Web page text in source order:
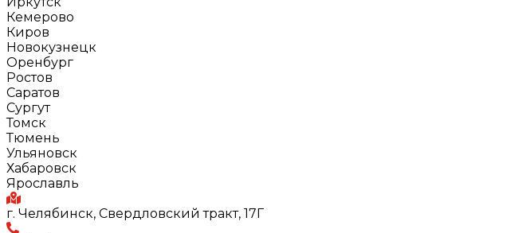
Кемерово
Киров
Новокузнецк
Оренбург
Ростов
Саратов
Сургут
Томск
Тюмень
Ульяновск
Хабаровск
Ярославль
г. Челябинск, Свердловский тракт, 17Г